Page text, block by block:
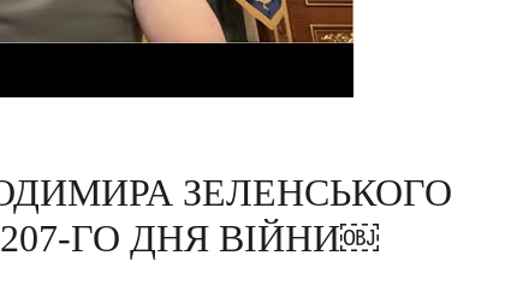
ЗЕЛЕНСЬКОГО
ГО ДНЯ ВІЙНИ￼